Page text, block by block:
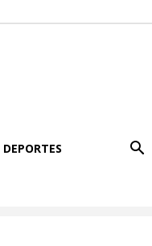
DEPORTES